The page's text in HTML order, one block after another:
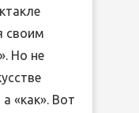
своим
Но не
«как». Вот